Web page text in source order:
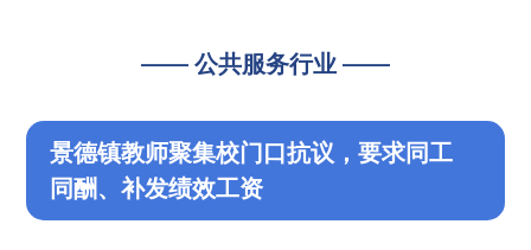
—— 公共服务行业 ——
景德镇教师聚集校门口抗议，要求同工
同酬、补发绩效工资